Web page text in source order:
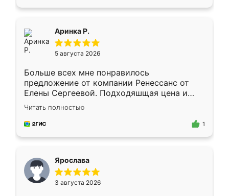
Аринка Р.
5 августа 2026
Больше всех мне понравилось
предложение от компании Ренессанс от
Елены Сергеевой. Подходяшщая цена и
короткие сроки изготовления. Приехавший
для замера сотрудник Владислав
предложил по моему эскизу самый
Читать полностью
1
Ярослава
3 августа 2026